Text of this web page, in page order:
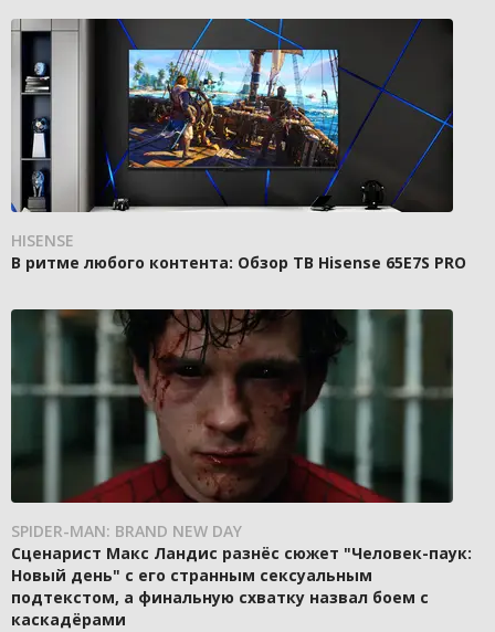
HISENSE
В ритме любого контента: Обзор ТВ Hisense 65E7S PRO
SPIDER-MAN: BRAND NEW DAY
Сценарист Макс Ландис разнёс сюжет "Человек-паук:
Новый день" с его странным сексуальным
подтекстом, а финальную схватку назвал боем с
каскадёрами